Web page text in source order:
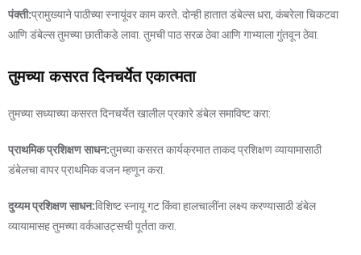
पंक्ती:प्रामुख्याने पाठीच्या स्नायूंवर काम करते. दोन्ही हातात डंबेल्स धरा, कंबरेला चिकटवा
आणि डंबेल्स तुमच्या छातीकडे लावा. तुमची पाठ सरळ ठेवा आणि गाभ्याला गुंतवून ठेवा.
तुमच्या कसरत दिनचर्येत एकात्मता
तुमच्या सध्याच्या कसरत दिनचर्येत खालील प्रकारे डंबेल समाविष्ट करा:
प्राथमिक प्रशिक्षण साधन:तुमच्या कसरत कार्यक्रमात ताकद प्रशिक्षण व्यायामासाठी
डंबेलचा वापर प्राथमिक वजन म्हणून करा.
दुय्यम प्रशिक्षण साधन:विशिष्ट स्नायू गट किंवा हालचालींना लक्ष्य करण्यासाठी डंबेल
व्यायामासह तुमच्या वर्कआउट्सची पूर्तता करा.